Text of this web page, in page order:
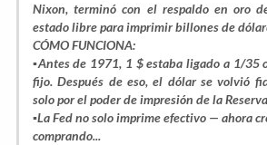
Nixon, terminó con el respaldo en oro
estado libre para imprimir billones de
CÓMO FUNCIONA:
▪️Antes de 1971, 1 $ estaba ligado a 1/35
fijo. Después de eso, el dólar se volvió
solo por el poder de impresión de la
▪️La Fed no solo imprime efectivo — ahora
comprando...